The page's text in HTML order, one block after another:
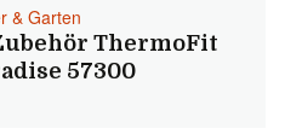
& Garten
ThermoFit
57300